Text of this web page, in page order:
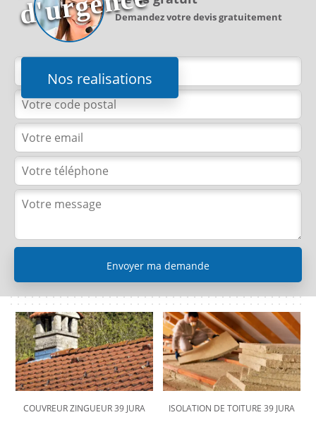
Nos realisations
Demandez votre devis gratuitement
COUVREUR ZINGUEUR 39 JURA ISOLATION DE TOITURE 39 JURA